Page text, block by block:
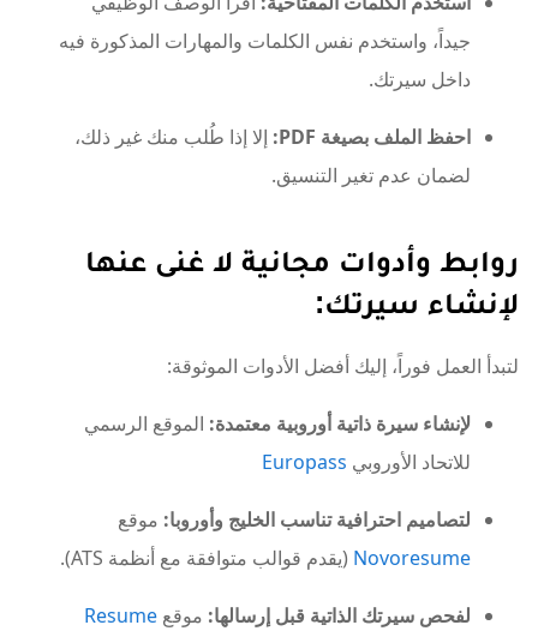
جيداً، واستخدم نفس الكلمات والمهارات المذكورة فيه
داخل سيرتك.
احفظ الملف بصيغة PDF:
إلا إذا طُلب منك غير ذلك،
لضمان عدم تغير التنسيق.
روابط وأدوات مجانية لا غنى عنها
لإنشاء سيرتك:
لتبدأ العمل فوراً، إليك أفضل الأدوات الموثوقة:
لإنشاء سيرة ذاتية أوروبية معتمدة: الموقع الرسمي
للاتحاد الأوروبي Europass
لتصاميم احترافية تناسب الخليج وأوروبا: موقع
Novoresume (يقدم قوالب متوافقة مع أنظمة ATS).
لفحص سيرتك الذاتية قبل إرسالها: موقع Resume